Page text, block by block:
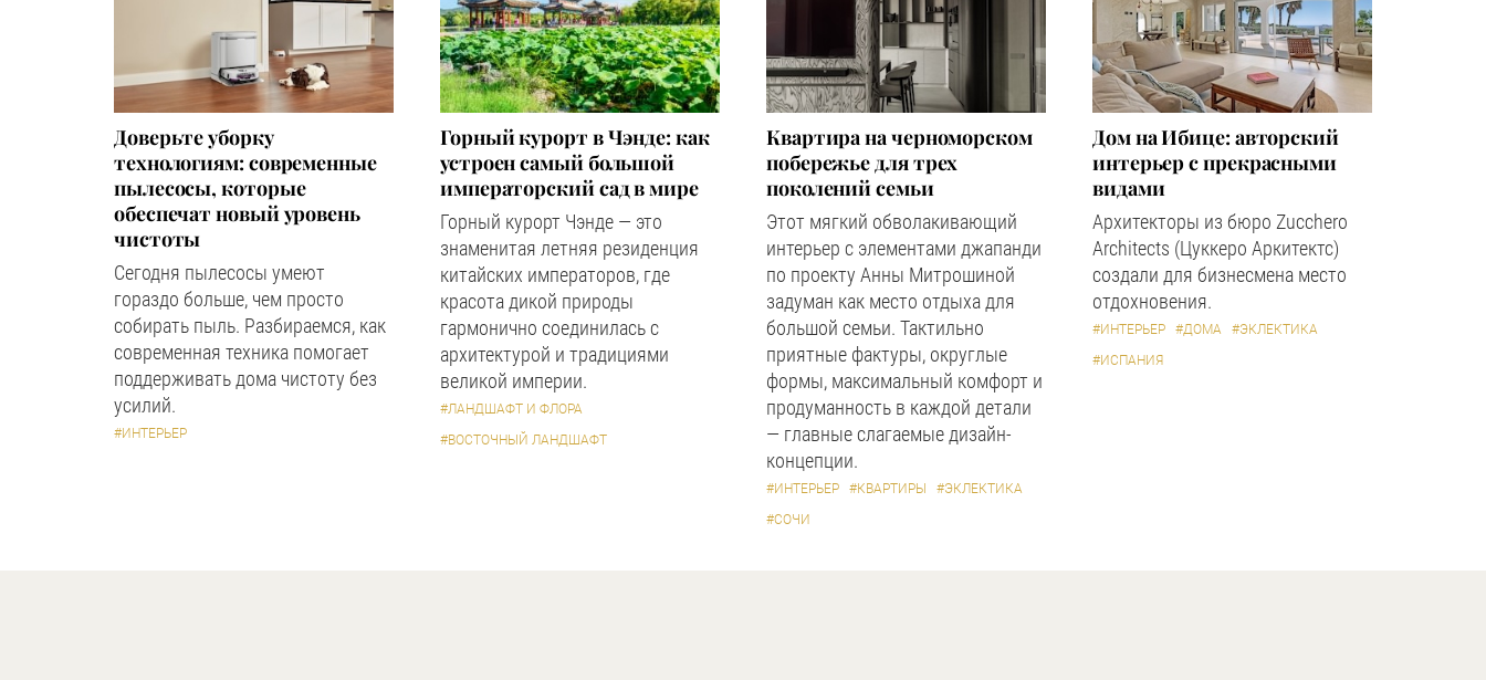
Доверьте уборку
технологиям: современные
пылесосы, которые
обеспечат новый уровень
чистоты
Сегодня пылесосы умеют
гораздо больше, чем просто
собирать пыль. Разбираемся, как
современная техника помогает
поддерживать дома чистоту без
усилий.
#ИНТЕРЬЕР
Горный курорт в Чэнде: как
устроен самый большой
императорский сад в мире
Горный курорт Чэнде — это
знаменитая летняя резиденция
китайских императоров, где
красота дикой природы
гармонично соединилась с
архитектурой и традициями
великой империи.
#ЛАНДШАФТ И ФЛОРА
#ВОСТОЧНЫЙ ЛАНДШАФТ
Квартира на черноморском
побережье для трех
поколений семьи
Этот мягкий обволакивающий
интерьер с элементами джапанди
по проекту Анны Митрошиной
задуман как место отдыха для
большой семьи. Тактильно
приятные фактуры, округлые
формы, максимальный комфорт и
продуманность в каждой детали
— главные слагаемые дизайн-
концепции.
#ИНТЕРЬЕР #КВАРТИРЫ
#ЭКЛЕКТИКА
#СОЧИ
Дом на Ибице: авторский
интерьер с прекрасными
видами
Архитекторы из бюро Zucchero
Architects (Цуккеро Аркитектс)
создали для бизнесмена место
отдохновения.
#ИНТЕРЬЕР #ДОМА
#ЭКЛЕКТИКА
#ИСПАНИЯ